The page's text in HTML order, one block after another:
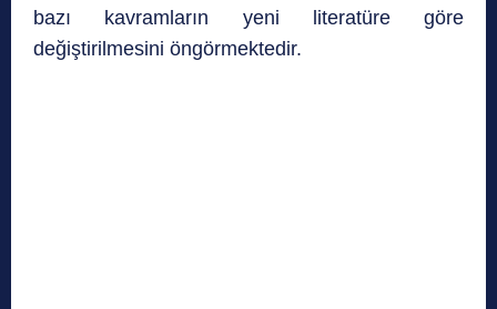
bazı kavramların yeni literatüre göre
değiştirilmesini öngörmektedir.